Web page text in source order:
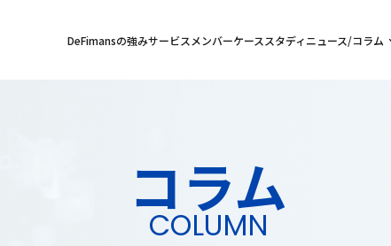
DeFimansの強みサービス メンバーケーススタディニュース/コラム
コラム
COLUMN